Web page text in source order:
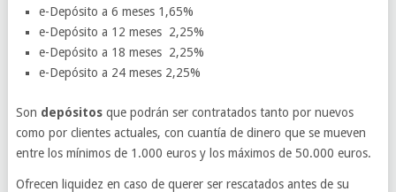
e-Depósito a 6 meses 1,65%
e-Depósito a 12 meses 2,25%
e-Depósito a 18 meses 2,25%
e-Depósito a 24 meses 2,25%
Son depósitosque podrán ser contratados tanto por nuevos
como por clientes actuales, con cuantía de dinero que se mueven
entre los mínimos de 1.000 euros y los máximos de 50.000 euros.
Ofrecen liquidez en caso de querer ser rescatados antes de su